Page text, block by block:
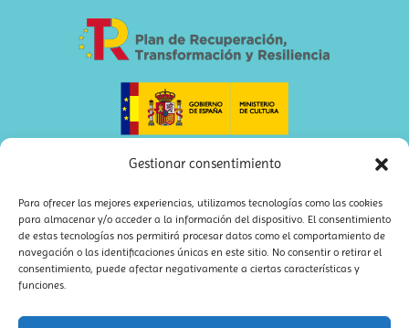
Gestionar consentimiento
Para ofrecer las mejores experiencias, utilizamos tecnologías como las cookies
para almacenar y/o acceder a la información del dispositivo. El consentimiento
de estas tecnologías nos permitirá procesar datos como el comportamiento de
navegación o las identificaciones únicas en este sitio. No consentir o retirar el
consentimiento, puede afectar negativamente a ciertas características y
funciones.